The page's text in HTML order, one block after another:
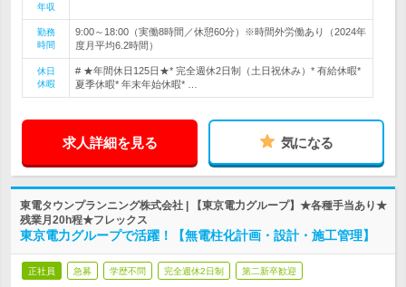
年収
勤務
時間
9:00～18:00（実働8時間／休憩60分）※時間外労働あり（2024年
度月平均6.2時間）
休日
休暇
# ★年間休日125日★* 完全週休2日制（土日祝休み）* 有給休暇*
夏季休暇* 年末年始休暇* …
求人詳細を見る 気になる
東電タウンプランニング株式会社 | 【東京電力グループ】★各種手当あり★
残業月20h程★フレックス
東京電力グループで活躍！【無電柱化計画・設計・施工管理】
正社員 急募 学歴不問 完全週休2日制 第二新卒歓迎